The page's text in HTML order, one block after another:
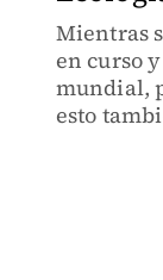
Mientras
en curso
mundial,
esto
y